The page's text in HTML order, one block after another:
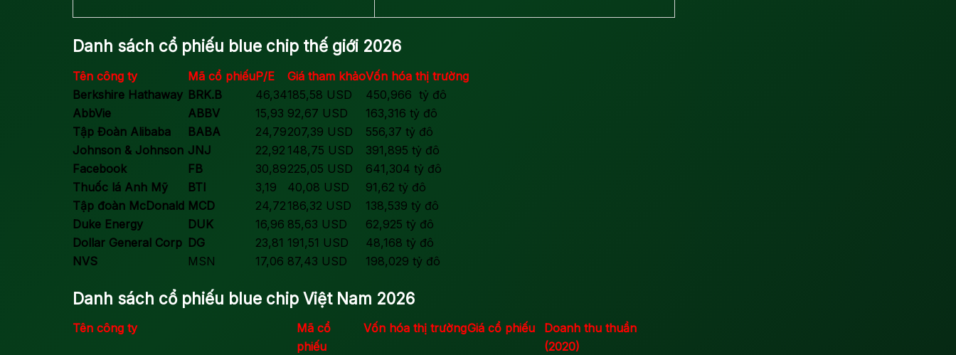
Danh sách cổ phiếu blue chip thế giới 2026
Tên công ty Mã cổ phiếuP/E Giá tham khảoVốn hóa thị trường
Berkshire Hathaway BRK.B 46,34185,58 USD
450,966 tỷ đô
AbbVie
ABBV 15,93 92,67 USD
163,316 tỷ đô
Tập Đoàn Alibaba
BABA 24,79207,39 USD
556,37 tỷ đô
Johnson & Johnson JNJ 22,92 148,75 USD
391,895 tỷ đô
Facebook
FB 30,89225,05 USD
641,304 tỷ đô
Thuốc lá Anh Mỹ
BTI 3,19 40,08 USD
91,62 tỷ đô
Tập đoàn McDonald MCD 24,72 186,32 USD
138,539 tỷ đô
Duke Energy
DUK 16,96 85,63 USD
62,925 tỷ đô
Dollar General Corp DG 23,81 191,51 USD
48,168 tỷ đô
NVS
MSN 17,06 87,43 USD 198,029 tỷ đô
Danh sách cổ phiếu blue chip Việt Nam 2026
Tên công ty
Mã cổ
phiếu
Vốn hóa thị trườngGiá cổ phiếu
Doanh thu thuần
(2020)